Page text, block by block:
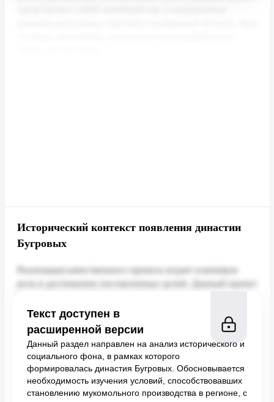
Исторический контекст появления династии
Бугровых
Текст доступен в
расширенной версии
Данный раздел направлен на анализ исторического и
социального фона, в рамках которого
формировалась династия Бугровых. Обосновывается
необходимость изучения условий, способствовавших
становлению мукомольного производства в регионе, с